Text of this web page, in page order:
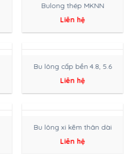
Bulong thép MKNN
Liên hệ
Bu lông cấp bền 4.8, 5.6
Liên hệ
Bu lông xi kẽm thân dài
Liên hệ